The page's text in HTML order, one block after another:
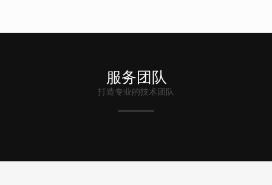
服务团队
打造专业的技术团队